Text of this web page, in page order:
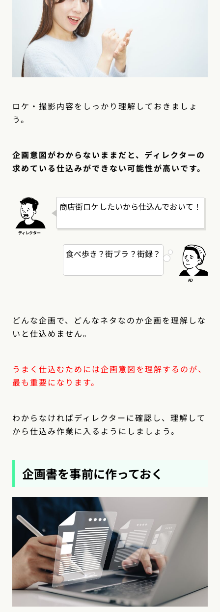
ロケ・撮影内容をしっかり理解しておきましょ
う。
企画意図がわからないままだと、ディレクターの
求めている仕込みができない可能性が高いです。
商店街ロケしたいから仕込んでおいて！
食べ歩き？街ブラ？街録？
どんな企画で、どんなネタなのか企画を理解しな
いと仕込めません。
うまく仕込むためには企画意図を理解するのが、
最も重要になります。
わからなければディレクターに確認し、理解して
から仕込み作業に入るようにしましょう。
企画書を事前に作っておく